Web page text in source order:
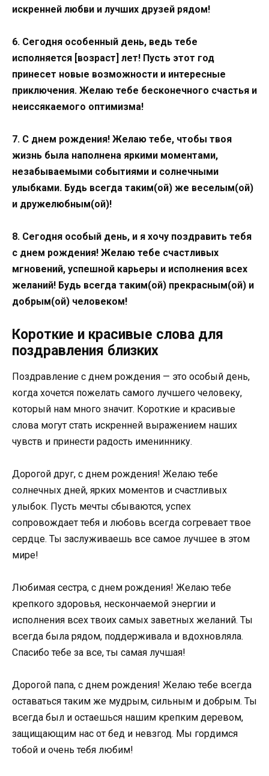
искренней любви и лучших друзей рядом!
6. Сегодня особенный день, ведь тебе
исполняется [возраст] лет! Пусть этот год
принесет новые возможности и интересные
приключения. Желаю тебе бесконечного счастья и
неиссякаемого оптимизма!
7. С днем рождения! Желаю тебе, чтобы твоя
жизнь была наполнена яркими моментами,
незабываемыми событиями и солнечными
улыбками. Будь всегда таким(ой) же веселым(ой)
и дружелюбным(ой)!
8. Сегодня особый день, и я хочу поздравить тебя
с днем рождения! Желаю тебе счастливых
мгновений, успешной карьеры и исполнения всех
желаний! Будь всегда таким(ой) прекрасным(ой) и
добрым(ой) человеком!
Короткие и красивые слова для
поздравления близких
Поздравление с днем рождения — это особый день,
когда хочется пожелать самого лучшего человеку,
который нам много значит. Короткие и красивые
слова могут стать искренней выражением наших
чувств и принести радость имениннику.
Дорогой друг, с днем рождения! Желаю тебе
солнечных дней, ярких моментов и счастливых
улыбок. Пусть мечты сбываются, успех
сопровождает тебя и любовь всегда согревает твое
сердце. Ты заслуживаешь все самое лучшее в этом
мире!
Любимая сестра, с днем рождения! Желаю тебе
крепкого здоровья, нескончаемой энергии и
исполнения всех твоих самых заветных желаний. Ты
всегда была рядом, поддерживала и вдохновляла.
Спасибо тебе за все, ты самая лучшая!
Дорогой папа, с днем рождения! Желаю тебе всегда
оставаться таким же мудрым, сильным и добрым. Ты
всегда был и остаешься нашим крепким деревом,
защищающим нас от бед и невзгод. Мы гордимся
тобой и очень тебя любим!